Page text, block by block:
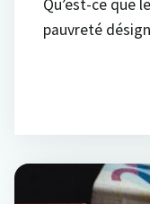
Qu’est-ce que
pauvreté